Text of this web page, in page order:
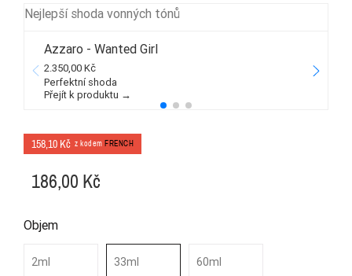
Nejlepší shoda vonných tónů
Azzaro - Wanted Girl
2.350,00 Kč
Perfektní shoda
Přejít k produktu →
158,10 Kč z kodem FRENCH
186,00 Kč
Objem
2ml 33ml 60ml